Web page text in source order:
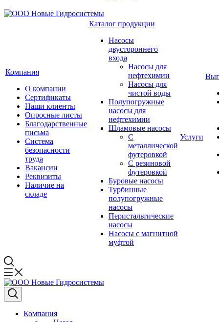
Компания
О компании
Сертификаты
Наши клиенты
Опросные листы
Благодарственные
письма
Система
безопасности
труда
Вакансии
Реквизиты
Наличие на
складе
Каталог продукции
Насосы
двустороннего
входа
Насосы для
нефтехимии
Насосы для
чистой воды
Полупогружные
насосы для
нефтехимии
Шламовые насосы
С
металлической
футеровкой
С резиновой
футеровкой
Буровые насосы
Турбинные
полупогружные
насосы
Перистальтические
насосы
Насосы с магнитной
муфтой
Услуги
Компания